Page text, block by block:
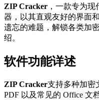
ZIP Cracker ，一款专为
器，以其直观友好的界面
遗忘的难题，解锁各类加
绍。
软件功能详述
ZIP Cracker支持多种加密
PDF 以及常见的 Office 文